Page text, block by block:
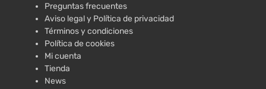
Preguntas frecuentes
Aviso legal y Política de privacidad
Términos y condiciones
Política de cookies
Mi cuenta
Tienda
News